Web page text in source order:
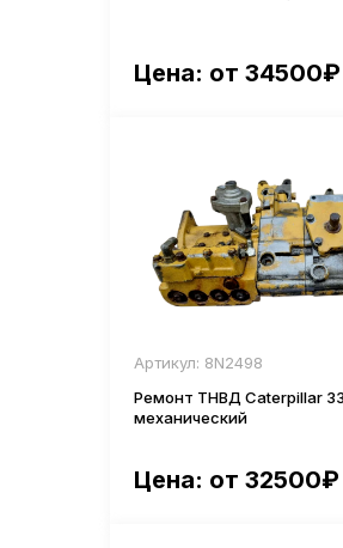
Цена: от 34500₽
Цена: от 32500₽
Ремонт ТНВД Caterpillar
механический
Артикул: 8N2498